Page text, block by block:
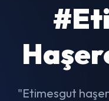
"Etimesgut